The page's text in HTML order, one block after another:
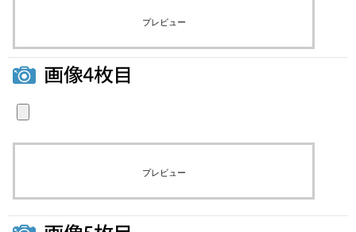
プレビュー
プレビュー